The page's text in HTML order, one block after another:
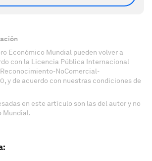
Económico Mundial pueden volver a
con la Licencia Pública Internacional
NoComercial-
y de acuerdo con nuestras condiciones de
en este artículo son las del autor y no
Mundial.